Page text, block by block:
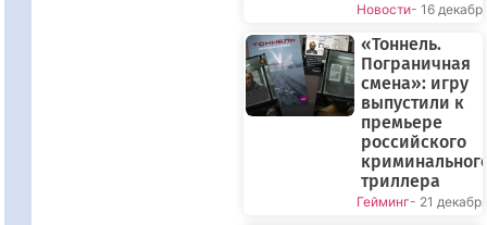
Новости- 16
«Тоннель.
Пограничная
смена»: игру
выпустили к
премьере
российского
триллера
Гейминг- 21